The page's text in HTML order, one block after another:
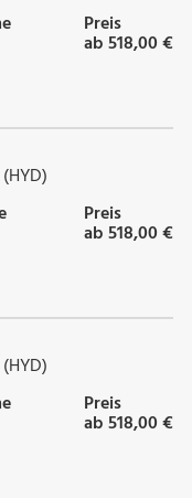
Preis
ab 518,00 €
Preis
ab 518,00 €
Preis
ab 518,00 €